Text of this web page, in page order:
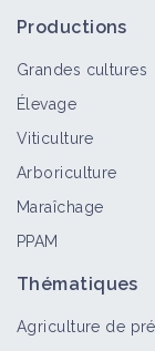
Productions
Grandes cultures
Élevage
Viticulture
Arboriculture
Maraîchage
PPAM
Thématiques
Agriculture de